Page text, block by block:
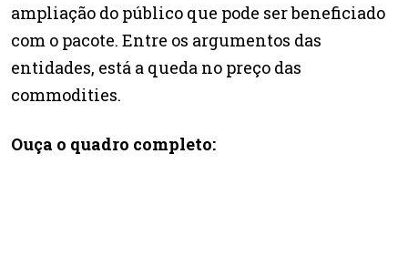
ampliação do público que pode ser beneficiado
com o pacote. Entre os argumentos das
entidades, está a queda no preço das
commodities.
Ouça o quadro completo: